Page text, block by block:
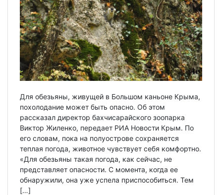
Для обезьяны, живущей в Большом каньоне Крыма,
похолодание может быть опасно. Об этом
рассказал директор бахчисарайского зоопарка
Виктор Жиленко, передает РИА Новости Крым. По
его словам, пока на полуострове сохраняется
теплая погода, животное чувствует себя комфортно.
«Для обезьяны такая погода, как сейчас, не
представляет опасности. С момента, когда ее
обнаружили, она уже успела приспособиться. Тем
[…]